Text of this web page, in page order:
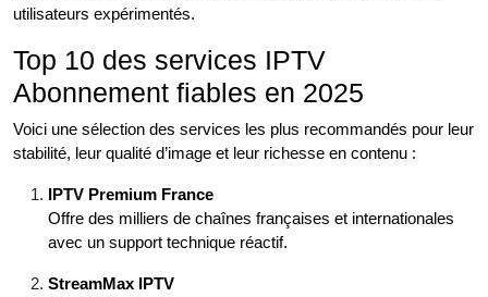
utilisateurs expérimentés.
Top 10 des services IPTV
Abonnement fiables en 2025
Voici une sélection des services les plus recommandés pour leur
stabilité, leur qualité d’image et leur richesse en contenu :
IPTV Premium France
Offre des milliers de chaînes françaises et internationales
avec un support technique réactif.
StreamMax IPTV